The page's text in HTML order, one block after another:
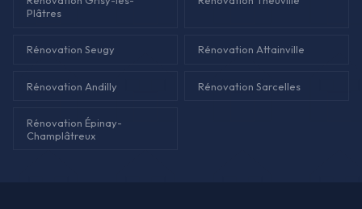
Plâtres
Rénovation Seugy Rénovation Attainville
Rénovation Andilly Rénovation Sarcelles
Rénovation Épinay-
Champlâtreux